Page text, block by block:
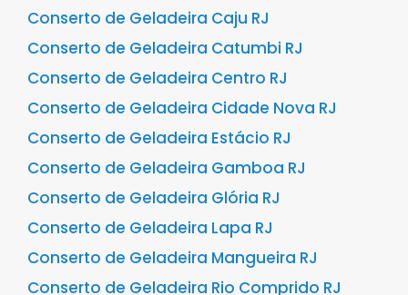
Conserto de Geladeira Caju RJ
Conserto de Geladeira Catumbi RJ
Conserto de Geladeira Centro RJ
Conserto de Geladeira Cidade Nova RJ
Conserto de Geladeira Estácio RJ
Conserto de Geladeira Gamboa RJ
Conserto de Geladeira Glória RJ
Conserto de Geladeira Lapa RJ
Conserto de Geladeira Mangueira RJ
Conserto de Geladeira Rio Comprido RJ